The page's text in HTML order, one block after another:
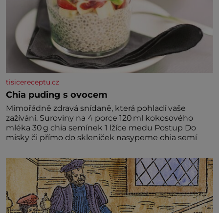
tisicereceptu.cz
Chia puding s ovocem
Mimořádně zdravá snídaně, která pohladí vaše
zažívání. Suroviny na 4 porce 120 ml kokosového
mléka 30 g chia semínek 1 lžíce medu Postup Do
misky či přímo do skleniček nasypeme chia semí